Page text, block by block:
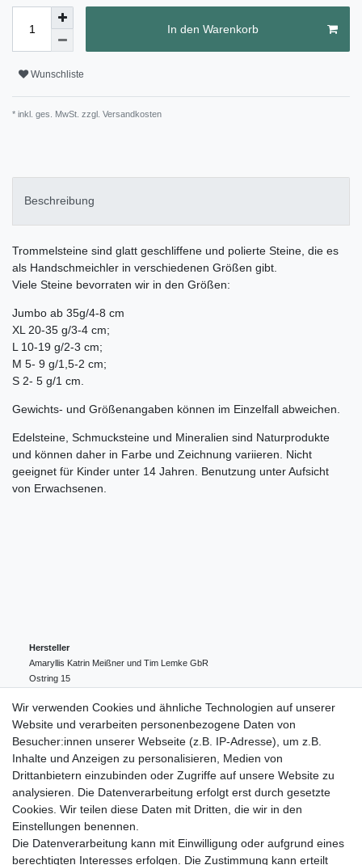
In den Warenkorb
Wunschliste
* inkl. ges. MwSt. zzgl. Versandkosten
Beschreibung
Trommelsteine sind glatt geschliffene und polierte Steine, die es
als Handschmeichler in verschiedenen Größen gibt.
Viele Steine bevorraten wir in den Größen:
Jumbo ab 35g/4-8 cm
XL 20-35 g/3-4 cm;
L 10-19 g/2-3 cm;
M 5- 9 g/1,5-2 cm;
S 2- 5 g/1 cm.
Gewichts- und Größenangaben können im Einzelfall abweichen.
Edelsteine, Schmucksteine und Mineralien sind Naturprodukte
und können daher in Farbe und Zeichnung variieren. Nicht
geeignet für Kinder unter 14 Jahren. Benutzung unter Aufsicht
von Erwachsenen.
Hersteller
Amaryllis Katrin Meißner und Tim Lemke GbR
Ostring 15
004943548099856
amaryllis-eckernfoerde@t-online.de
EU-Verantwortlicher
Amaryllis Katrin Meißner und Tim Lemke GbR
Ostring
15
004943548099856
amaryllis-eckernfoerde@t-online.de
Wir verwenden Cookies und ähnliche Technologien auf unserer
Website und verarbeiten personenbezogene Daten von
Besucher:innen unserer Webseite (z.B. IP-Adresse), um z.B.
Inhalte und Anzeigen zu personalisieren, Medien von
Drittanbietern einzubinden oder Zugriffe auf unsere Website zu
analysieren. Die Datenverarbeitung erfolgt erst durch gesetzte
Cookies. Wir teilen diese Daten mit Dritten, die wir in den
Einstellungen benennen.
Die Datenverarbeitung kann mit Einwilligung oder aufgrund eines
berechtigten Interesses erfolgen. Die Zustimmung kann erteilt